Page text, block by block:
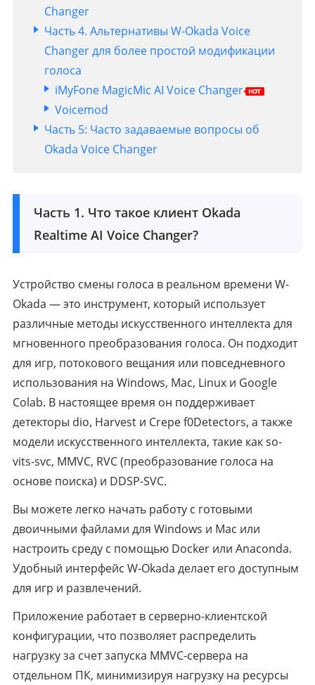
Changer
Часть 4. Альтернативы W-Okada Voice
Changer для более простой модификации
голоса
iMyFone MagicMic AI Voice Changer
Voicemod
Часть 5: Часто задаваемые вопросы об
Okada Voice Changer
Часть 1. Что такое клиент Okada
Realtime AI Voice Changer?
Устройство смены голоса в реальном времени W-
Okada — это инструмент, который использует
различные методы искусственного интеллекта для
мгновенного преобразования голоса. Он подходит
для игр, потокового вещания или повседневного
использования на Windows, Mac, Linux и Google
Colab. В настоящее время он поддерживает
детекторы dio, Harvest и Crepe f0Detectors, а также
модели искусственного интеллекта, такие как so-
vits-svc, MMVC, RVC (преобразование голоса на
основе поиска) и DDSP-SVC.
Вы можете легко начать работу с готовыми
двоичными файлами для Windows и Mac или
настроить среду с помощью Docker или Anaconda.
Удобный интерфейс W-Okada делает его доступным
для игр и развлечений.
Приложение работает в серверно-клиентской
конфигурации, что позволяет распределить
нагрузку за счет запуска MMVC-сервера на
отдельном ПК, минимизируя нагрузку на ресурсы